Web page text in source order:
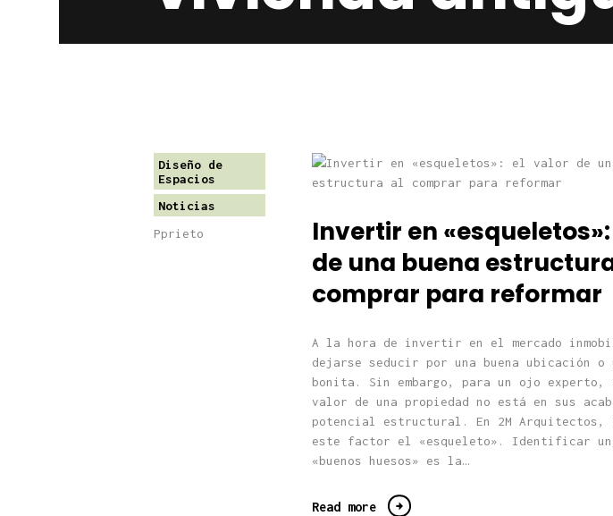
Diseño de
Espacios
Noticias
Pprieto
Invertir en
de una buena
comprar para reformar
A la hora de invertir en el mercado
dejarse seducir por una buena ubicación o
bonita. Sin embargo, para un ojo experto,
valor de una propiedad no está en sus
potencial estructural. En 2M Arquitectos,
este factor el «esqueleto». Identificar
«buenos huesos» es la…
Read more